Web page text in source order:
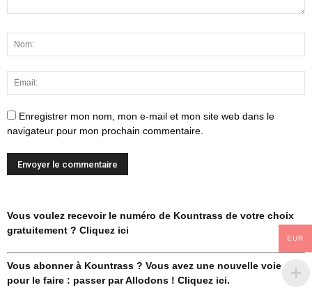
Enregistrer mon nom, mon e-mail et mon site web dans le
navigateur pour mon prochain commentaire.
Vous voulez recevoir le numéro de Kountrass de votre choix
gratuitement ? Cliquez ici
Vous abonner à Kountrass ? Vous avez une nouvelle voie
pour le faire : passer par Allodons ! Cliquez ici.
EUR